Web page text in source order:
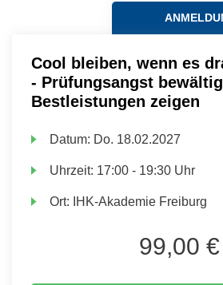
Cool bleiben, wenn es
- Prüfungsangst
Bestleistungen zeigen
Datum: Do. 18.02.2027
Uhrzeit: 17:00 - 19:30 Uhr
Ort: IHK-Akademie Freiburg
99,00 €